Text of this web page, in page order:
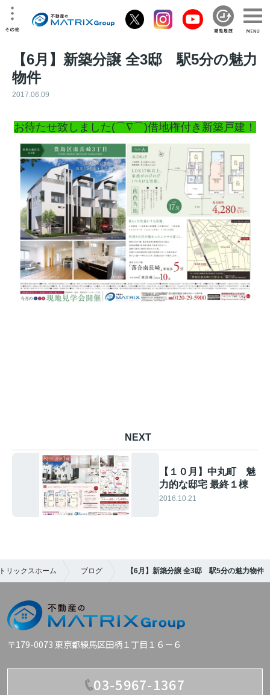
【6月】新築分譲 全3邸 駅5分の魅力
物件
2017.06.09
お待たせ致しました(⌒∇⌒)借地権付き新築戸建！
NEXT
【１０月】中丸町 魅
力的な邸宅 最終１棟
2016.10.21
リックスホーム ブログ 【6月】新築分譲 全3邸 駅5分の魅力物件
〒179-0073 東京都練馬区田柄１丁目１６－６
03-5967-1367